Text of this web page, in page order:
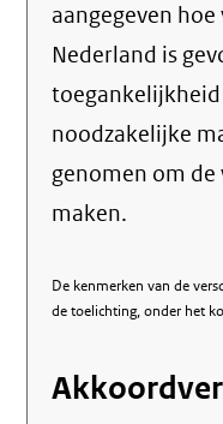
aangegeven
Nederland is
toegankelijkheid
noodzakelijke
genomen om
maken.
De kenmerken van de
de toelichting, onder het